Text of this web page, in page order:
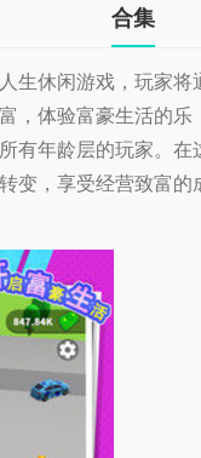
合集
生休闲游戏，玩家将
，体验富豪生活的乐
有年龄层的玩家。在
变，享受经营致富的